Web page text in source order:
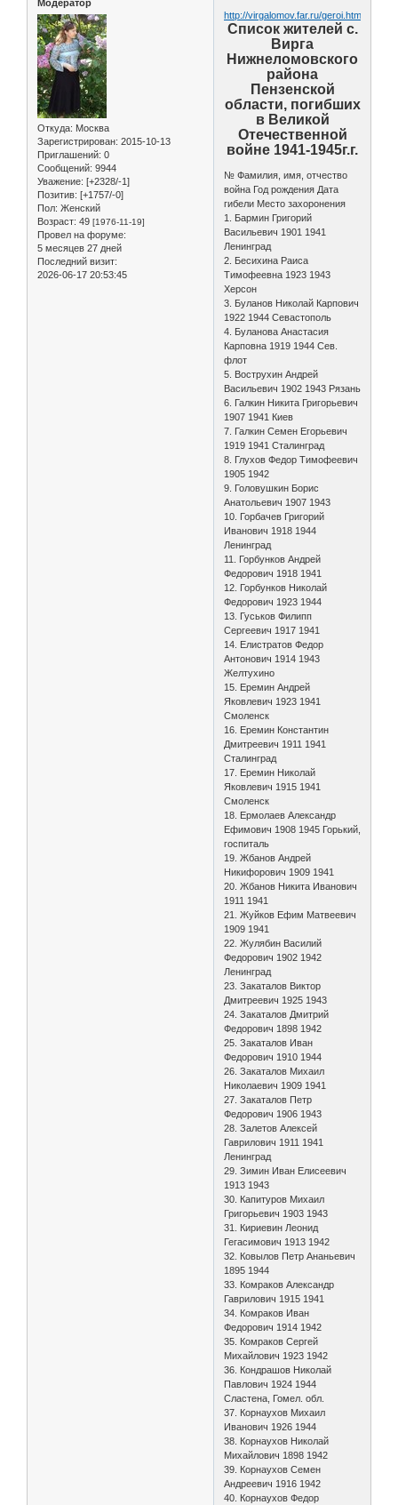
Модератор
Откуда: Москва
Зарегистрирован: 2015-10-13
Приглашений: 0
Сообщений: 9944
Уважение: [+2328/-1]
Позитив: [+1757/-0]
Пол: Женский
Возраст: 49 [1976-11-19]
Провел на форуме:
5 месяцев 27 дней
Последний визит:
2026-06-17 20:53:45
http://virgalomov.far.ru/geroi.htm
Список жителей с.
Вирга
Нижнеломовского
района
Пензенской
области, погибших
в Великой
Отечественной
войне 1941-1945г.г.
№ Фамилия, имя, отчество
война Год рождения Дата
гибели Место захоронения
1. Бармин Григорий
Васильевич 1901 1941
Ленинград
2. Бесихина Раиса
Тимофеевна 1923 1943
Херсон
3. Буланов Николай Карпович
1922 1944 Севастополь
4. Буланова Анастасия
Карповна 1919 1944 Сев.
флот
5. Вострухин Андрей
Васильевич 1902 1943 Рязань
6. Галкин Никита Григорьевич
1907 1941 Киев
7. Галкин Семен Егорьевич
1919 1941 Сталинград
8. Глухов Федор Тимофеевич
1905 1942
9. Головушкин Борис
Анатольевич 1907 1943
10. Горбачев Григорий
Иванович 1918 1944
Ленинград
11. Горбунков Андрей
Федорович 1918 1941
12. Горбунков Николай
Федорович 1923 1944
13. Гуськов Филипп
Сергеевич 1917 1941
14. Елистратов Федор
Антонович 1914 1943
Желтухино
15. Еремин Андрей
Яковлевич 1923 1941
Смоленск
16. Еремин Константин
Дмитреевич 1911 1941
Сталинград
17. Еремин Николай
Яковлевич 1915 1941
Смоленск
18. Ермолаев Александр
Ефимович 1908 1945 Горький,
госпиталь
19. Жбанов Андрей
Никифорович 1909 1941
20. Жбанов Никита Иванович
1911 1941
21. Жуйков Ефим Матвеевич
1909 1941
22. Жулябин Василий
Федорович 1902 1942
Ленинград
23. Закаталов Виктор
Дмитреевич 1925 1943
24. Закаталов Дмитрий
Федорович 1898 1942
25. Закаталов Иван
Федорович 1910 1944
26. Закаталов Михаил
Николаевич 1909 1941
27. Закаталов Петр
Федорович 1906 1943
28. Залетов Алексей
Гаврилович 1911 1941
Ленинград
29. Зимин Иван Елисеевич
1913 1943
30. Капитуров Михаил
Григорьевич 1903 1943
31. Кириевин Леонид
Гегасимович 1913 1942
32. Ковылов Петр Ананьевич
1895 1944
33. Комраков Александр
Гаврилович 1915 1941
34. Комраков Иван
Федорович 1914 1942
35. Комраков Сергей
Михайлович 1923 1942
36. Кондрашов Николай
Павлович 1924 1944
Сластена, Гомел. обл.
37. Корнаухов Михаил
Иванович 1926 1944
38. Корнаухов Николай
Михайлович 1898 1942
39. Корнаухов Семен
Андреевич 1916 1942
40. Корнаухов Федор